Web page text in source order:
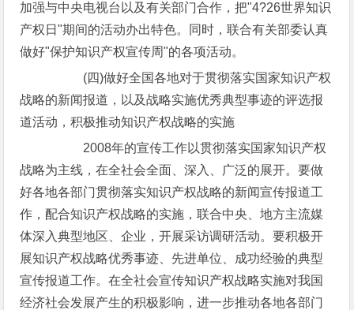
加强与中央电视台以及有关部门合作，把"4?26世界知识
产权日"期间的活动办出特色。同时，联合有关部委认真
做好"保护知识产权宣传周"的各项活动。
(四)做好全国各地对于贯彻落实国家知识产权
战略的新闻报道，以及战略实施优秀典型事迹的评选报
道活动，积极推动知识产权战略的实施
2008年的宣传工作以贯彻落实国家知识产权
战略为主线，在全社会全面、深入、广泛的展开。要做
好各地各部门贯彻落实知识产权战略的新闻宣传报道工
作，配合知识产权战略的实施，联合中央、地方主流媒
体深入典型地区、企业，开展采访调研活动。要积极开
展知识产权战略优秀事迹、先进单位、成功经验的典型
宣传报道工作。在全社会宣传知识产权战略实施对我国
经济社会发展产生的积极影响，进一步推动各地各部门